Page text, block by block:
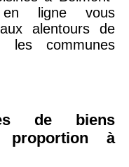
11 141 €
en ligne vous
alentours de
les communes
de biens
à